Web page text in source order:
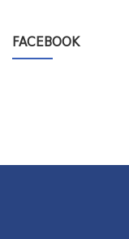
FACEBOOK